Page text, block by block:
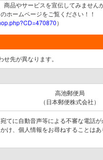
品やサービスを宣伝してみません
ホームページをご覧ください！！
）
先が異なります。
高池郵便局
（日本郵便株式会社）
てに自動音声等による不審な電話が
け、個人情報をお尋ねすることはあ